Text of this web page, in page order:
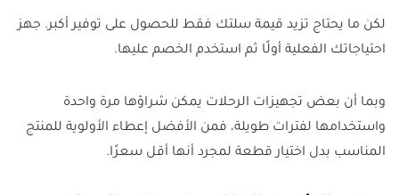
لكن ما يحتاج تزيد قيمة سلتك فقط للحصول على توفير أكبر. جهز
احتياجاتك الفعلية أولًا ثم استخدم الخصم عليها.
وبما أن بعض تجهيزات الرحلات يمكن شراؤها مرة واحدة
واستخدامها لفترات طويلة، فمن الأفضل إعطاء الأولوية للمنتج
المناسب بدل اختيار قطعة لمجرد أنها أقل سعرًا.